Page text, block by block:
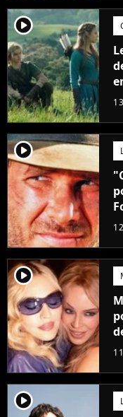
player2
player2
player2
player2